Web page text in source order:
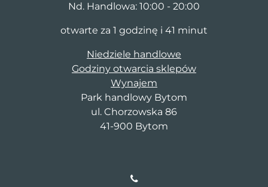
Nd. Handlowa: 10:00 - 20:00
otwarte za 1 godzinę i 41 minut
Niedziele handlowe
Godziny otwarcia sklepów
Wynajem
Park handlowy Bytom
ul. Chorzowska 86
41-900 Bytom